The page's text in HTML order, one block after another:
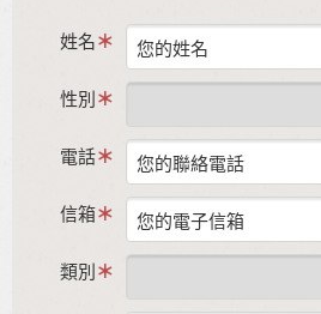
姓名
性別
電話
信箱
類別